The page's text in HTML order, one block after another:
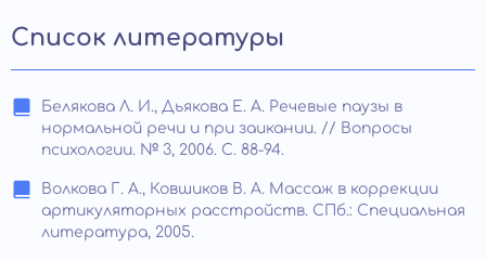
Список литературы
Белякова Л. И., Дьякова Е. А. Речевые паузы в
нормальной речи и при заикании. // Вопросы
психологии. № 3, 2006. С. 88-94.
Волкова Г. А., Ковшиков В. А. Массаж в коррекции
артикуляторных расстройств. СПб.: Специальная
литература, 2005.